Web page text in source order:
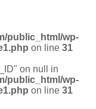
public_html/wp-
on line 31
on null in
public_html/wp-
on line 31